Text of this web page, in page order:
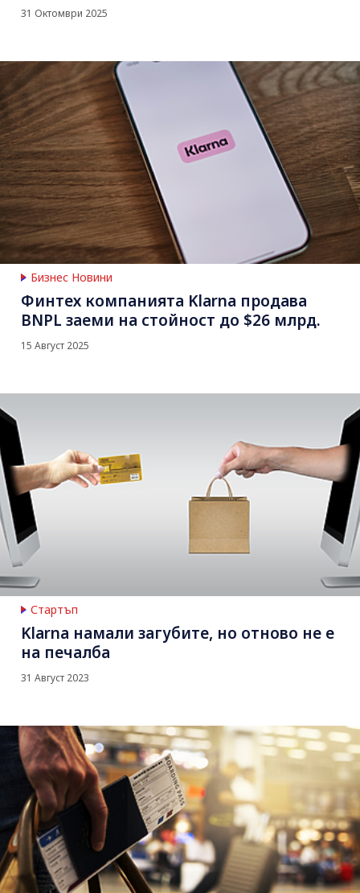
31 Октомври 2025
Бизнес Новини
Финтех компанията Klarna продава
BNPL заеми на стойност до $26 млрд.
15 Август 2025
Стартъп
Klarna намали загубите, но отново не е
на печалба
31 Август 2023